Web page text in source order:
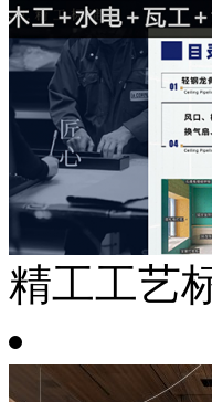
精工工艺